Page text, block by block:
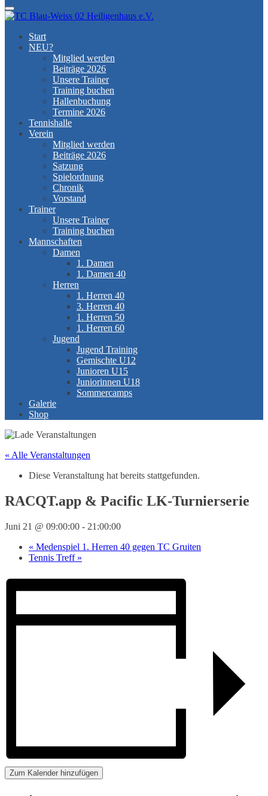
Menu
Start
NEU?
Mitglied werden
Beiträge 2026
Unsere Trainer
Training buchen
Hallenbuchung
Termine 2026
Tennishalle
Verein
Mitglied werden
Beiträge 2026
Satzung
Spielordnung
Chronik
Vorstand
Trainer
Unsere Trainer
Training buchen
Mannschaften
Damen
1. Damen
1. Damen 40
Herren
1. Herren 40
3. Herren 40
1. Herren 50
1. Herren 60
Jugend
Jugend Training
Gemischte U12
Junioren U15
Juniorinnen U18
Sommercamps
Galerie
Shop
« Alle Veranstaltungen
Diese Veranstaltung hat bereits stattgefunden.
RACQT.app & Pacific LK-Turnierserie
Juni 21 @ 09:00:00 - 21:00:00
« Medenspiel 1. Herren 40 gegen TC Gruiten
Tennis Treff »
Zum Kalender hinzufügen